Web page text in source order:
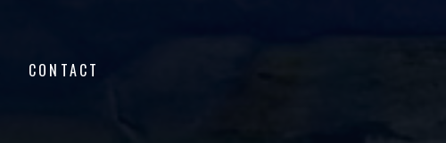
CONTACT